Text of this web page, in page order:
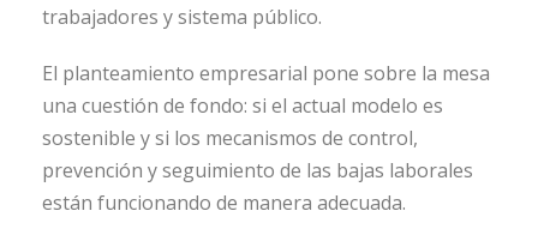
trabajadores y sistema público.
El planteamiento empresarial pone sobre la mesa
una cuestión de fondo: si el actual modelo es
sostenible y si los mecanismos de control,
prevención y seguimiento de las bajas laborales
están funcionando de manera adecuada.